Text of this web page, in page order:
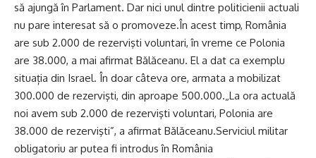
să ajungă în Parlament. Dar nici unul dintre politicienii actuali
nu pare interesat să o promoveze.În acest timp, România
are sub 2.000 de rezervişti voluntari, în vreme ce Polonia
are 38.000, a mai afirmat Bălăceanu. El a dat ca exemplu
situația din Israel. În doar câteva ore, armata a mobilizat
300.000 de rezervişti, din aproape 500.000.„La ora actuală
noi avem sub 2.000 de rezervişti voluntari, Polonia are
38.000 de rezervişti”, a afirmat Bălăceanu.Serviciul militar
obligatoriu ar putea fi introdus în România